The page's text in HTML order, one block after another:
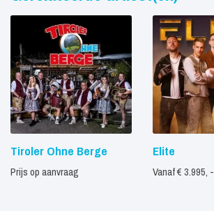
Tiroler Ohne Berge
Prijs op aanvraag
Elite
Vanaf € 3.995, -